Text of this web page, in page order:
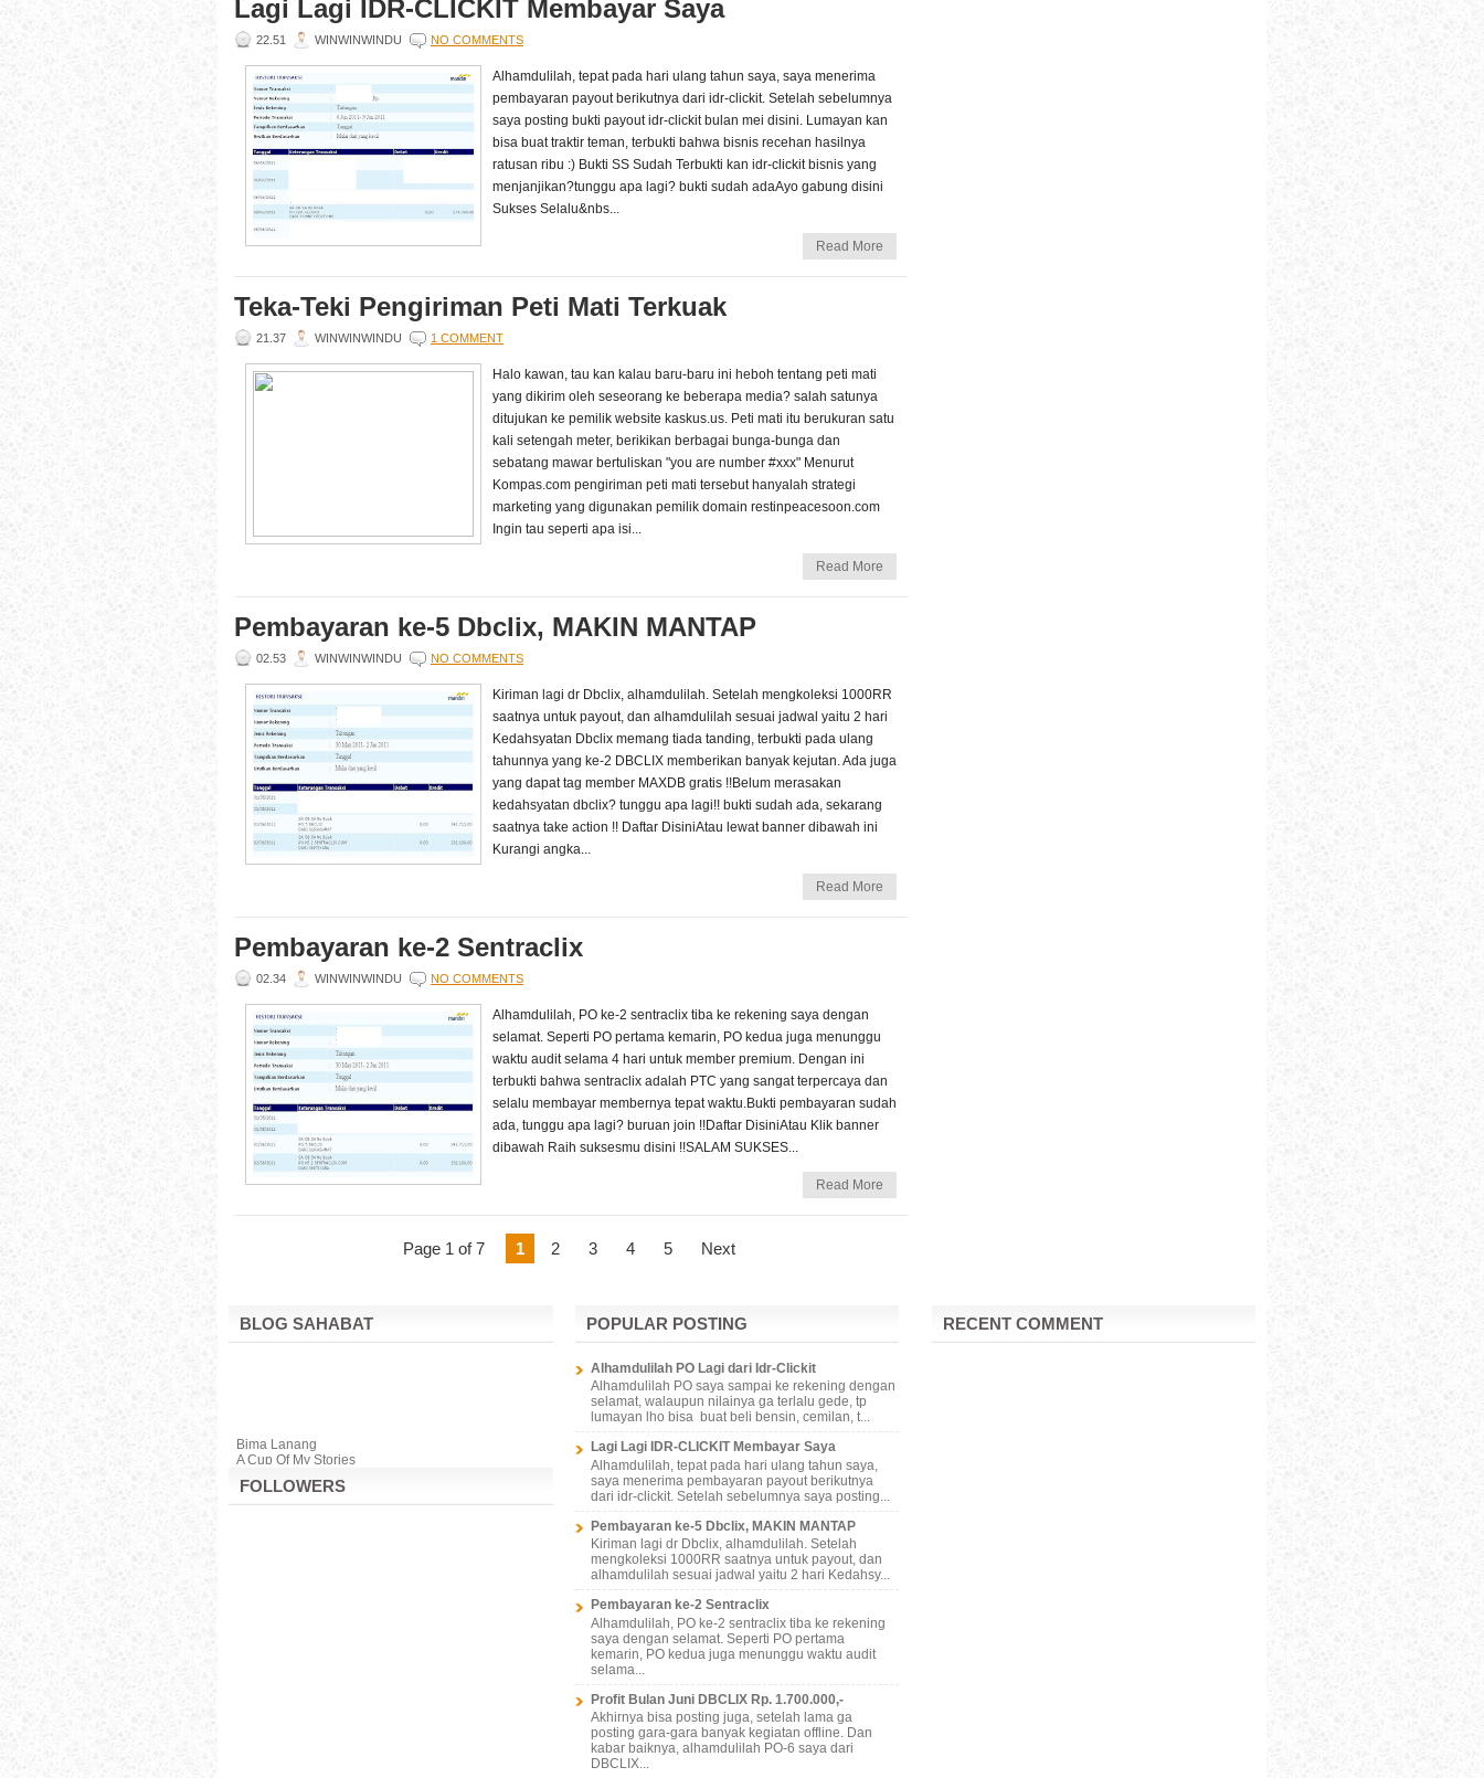
Lagi Lagi IDR-CLICKIT Membayar Saya
22.51 WINWINWINDU NO COMMENTS
Alhamdulilah, tepat pada hari ulang tahun saya, saya menerima
pembayaran payout berikutnya dari idr-clickit. Setelah sebelumnya
saya posting bukti payout idr-clickit bulan mei disini. Lumayan kan
bisa buat traktir teman, terbukti bahwa bisnis recehan hasilnya
ratusan ribu :) Bukti SS Sudah Terbukti kan idr-clickit bisnis yang
menjanjikan?tunggu apa lagi? bukti sudah adaAyo gabung disini
Sukses Selalu&nbs...
Read More
Teka-Teki Pengiriman Peti Mati Terkuak
21.37 WINWINWINDU 1 COMMENT
Halo kawan, tau kan kalau baru-baru ini heboh tentang peti mati
yang dikirim oleh seseorang ke beberapa media? salah satunya
ditujukan ke pemilik website kaskus.us. Peti mati itu berukuran satu
kali setengah meter, berikikan berbagai bunga-bunga dan
sebatang mawar bertuliskan "you are number #xxx" Menurut
Kompas.com pengiriman peti mati tersebut hanyalah strategi
marketing yang digunakan pemilik domain restinpeacesoon.com
Ingin tau seperti apa isi...
Read More
Pembayaran ke-5 Dbclix, MAKIN MANTAP
02.53 WINWINWINDU NO COMMENTS
Kiriman lagi dr Dbclix, alhamdulilah. Setelah mengkoleksi 1000RR
saatnya untuk payout, dan alhamdulilah sesuai jadwal yaitu 2 hari
Kedahsyatan Dbclix memang tiada tanding, terbukti pada ulang
tahunnya yang ke-2 DBCLIX memberikan banyak kejutan. Ada juga
yang dapat tag member MAXDB gratis !!Belum merasakan
kedahsyatan dbclix? tunggu apa lagi!! bukti sudah ada, sekarang
saatnya take action !! Daftar DisiniAtau lewat banner dibawah ini
Kurangi angka...
Read More
Pembayaran ke-2 Sentraclix
02.34 WINWINWINDU NO COMMENTS
Alhamdulilah, PO ke-2 sentraclix tiba ke rekening saya dengan
selamat. Seperti PO pertama kemarin, PO kedua juga menunggu
waktu audit selama 4 hari untuk member premium. Dengan ini
terbukti bahwa sentraclix adalah PTC yang sangat terpercaya dan
selalu membayar membernya tepat waktu.Bukti pembayaran sudah
ada, tunggu apa lagi? buruan join !!Daftar DisiniAtau Klik banner
dibawah Raih suksesmu disini !!SALAM SUKSES...
Read More
Page 1 of 7 1 2 3 4 5 Next
BLOG SAHABAT
A Cup Of My Stories
FOLLOWERS
POPULAR POSTING
Alhamdulilah PO Lagi dari Idr-Clickit
Alhamdulilah PO saya sampai ke rekening dengan
selamat, walaupun nilainya ga terlalu gede, tp
lumayan lho bisa buat beli bensin, cemilan, t...
Lagi Lagi IDR-CLICKIT Membayar Saya
Alhamdulilah, tepat pada hari ulang tahun saya,
saya menerima pembayaran payout berikutnya
dari idr-clickit. Setelah sebelumnya saya posting...
Pembayaran ke-5 Dbclix, MAKIN MANTAP
Kiriman lagi dr Dbclix, alhamdulilah. Setelah
mengkoleksi 1000RR saatnya untuk payout, dan
alhamdulilah sesuai jadwal yaitu 2 hari Kedahsy...
Pembayaran ke-2 Sentraclix
Alhamdulilah, PO ke-2 sentraclix tiba ke rekening
saya dengan selamat. Seperti PO pertama
kemarin, PO kedua juga menunggu waktu audit
selama...
Profit Bulan Juni DBCLIX Rp. 1.700.000,-
Akhirnya bisa posting juga, setelah lama ga
posting gara-gara banyak kegiatan offline. Dan
kabar baiknya, alhamdulilah PO-6 saya dari
DBCLIX...
RECENT COMMENT